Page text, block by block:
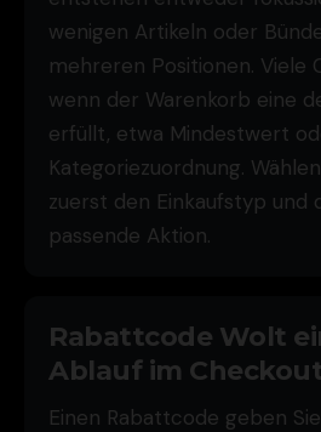
wenigen Artikeln oder
mehreren Positionen. Viele
wenn der Warenkorb eine
erfüllt, etwa Mindestwert
Kategoriezuordnung.
zuerst den Einkaufstyp und
passende Aktion.
Rabattcode Wolt
Ablauf im
Einen Rabattcode geben